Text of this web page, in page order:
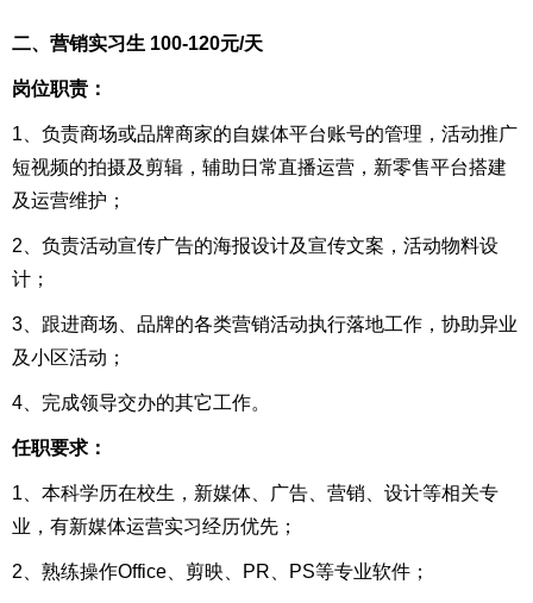
二、营销实习生 100-120元/天
岗位职责：
1、负责商场或品牌商家的自媒体平台账号的管理，活动推广
短视频的拍摄及剪辑，辅助日常直播运营，新零售平台搭建
及运营维护；
2、负责活动宣传广告的海报设计及宣传文案，活动物料设
计；
3、跟进商场、品牌的各类营销活动执行落地工作，协助异业
及小区活动；
4、完成领导交办的其它工作。
任职要求：
1、本科学历在校生，新媒体、广告、营销、设计等相关专
业，有新媒体运营实习经历优先；
2、熟练操作Office、剪映、PR、PS等专业软件；